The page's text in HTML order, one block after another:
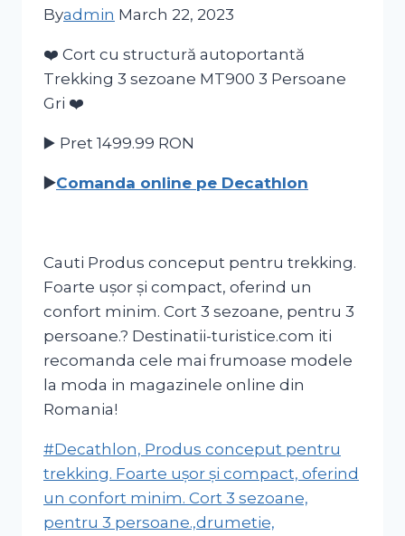
Byadmin March 22, 2023
❤️ Cort cu structură autoportantă
Trekking 3 sezoane MT900 3 Persoane
Gri ❤️
▶️ Pret 1499.99 RON
▶️Comanda online pe Decathlon
Cauti Produs conceput pentru trekking.
Foarte ușor și compact, oferind un
confort minim. Cort 3 sezoane, pentru 3
persoane.? Destinatii-turistice.com iti
recomanda cele mai frumoase modele
la moda in magazinele online din
Romania!
Post
Tags:
#Decathlon, Produs conceput pentru
trekking. Foarte ușor și compact, oferind
un confort minim. Cort 3 sezoane,
pentru 3 persoane.,drumetie,